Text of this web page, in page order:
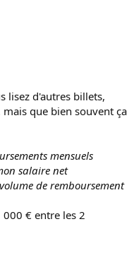
lisez d'autres billets,
que bien souvent ça
mensuels
salaire net
de remboursement
000 € entre les 2